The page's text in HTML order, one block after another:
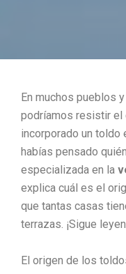
En muchos pueblos
podríamos resistir el
incorporado un toldo
habías pensado
especializada en la
explica cuál es el
que tantas casas
terrazas. ¡Sigue
El origen de los